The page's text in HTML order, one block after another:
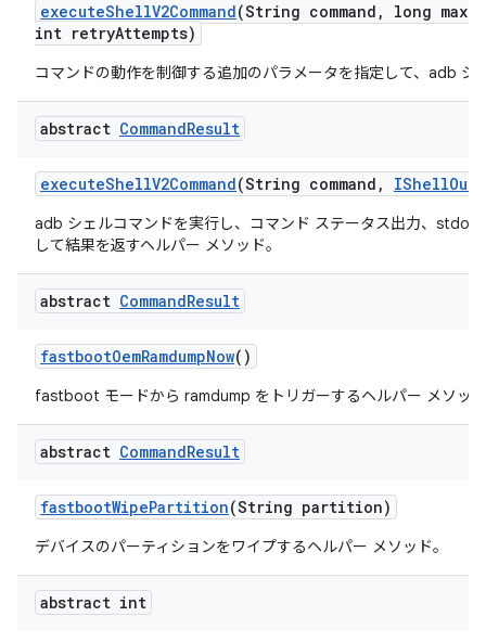
executeShellV2Command(String command , long max
int retryAttempts)
コマンドの動作を制御する追加のパラメータを指定して、adb シ
abstract CommandResult
executeShellV2Command(String command , IShell
adb シェルコマンドを実行し、コマンド ステータス出力、
して結果を返すヘルパー メソッド。
abstract CommandResult
fastbootOemRamdumpNow()
fastboot モードから ramdump をトリガーするヘルパー メソッ
abstract CommandResult
fastbootWipePartition(String partition)
デバイスのパーティションをワイプするヘルパー メソッド。
abstract int